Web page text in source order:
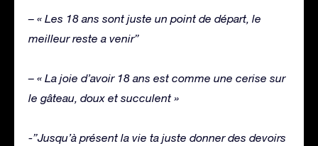
– « Les 18 ans sont juste un point de départ, le
meilleur reste a venir”
– « La joie d’avoir 18 ans est comme une cerise sur
le gâteau, doux et succulent »
-”Jusqu’à présent la vie ta juste donner des devoirs